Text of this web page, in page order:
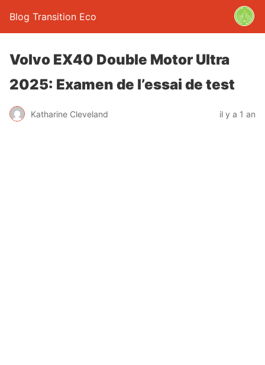
Blog Transition Eco
Volvo EX40 Double Motor Ultra
2025: Examen de l’essai de test
Katharine Cleveland il y a 1 an